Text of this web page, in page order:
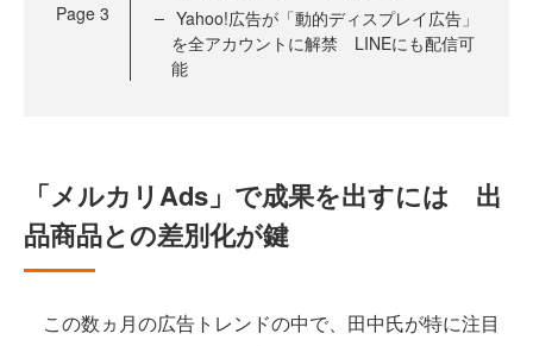
Page 3
Yahoo!広告が「動的ディスプレイ広告」
を全アカウントに解禁 LINEにも配信可
能
「メルカリAds」で成果を出すには 出
品商品との差別化が鍵
この数ヵ月の広告トレンドの中で、田中氏が特に注目